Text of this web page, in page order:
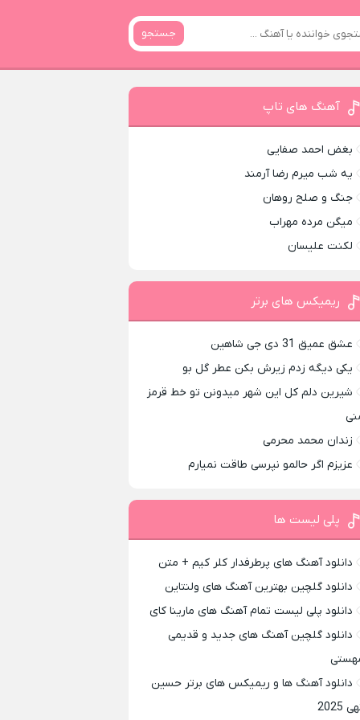
جستجو
آهنگ های تاپ
بغض احمد صفایی
یه شب میرم رضا آرمند
جنگ و صلح روهان
میگن مرده مهراب
لکنت علیسان
ریمیکس های برتر
عشق عمیق 31 دی جی شاهین
یکی دیگه زدم زیرش بکن عطر گل بو
شیرین دلم کل این شهر میدونن تو خط قرمز
زندان محمد محرمی
عزیزم اگر حالمو نپرسی طاقت نمیارم
پلی لیست ها
دانلود آهنگ های پرطرفدار کلر کیم + متن
دانلود گلچین بهترین آهنگ های ولنتاین
دانلود پلی لیست تمام آهنگ های مارینا کای
دانلود گلچین آهنگ های جدید و قدیمی
دانلود آهنگ ها و ریمیکس های برتر حسین
2025